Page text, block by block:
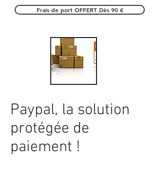
Frais de port OFFERT Dès 90 €
Paypal, la solution
protégée de
paiement !